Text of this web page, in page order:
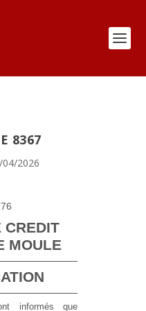
8367
2026
CREDIT
MOULE
informés que